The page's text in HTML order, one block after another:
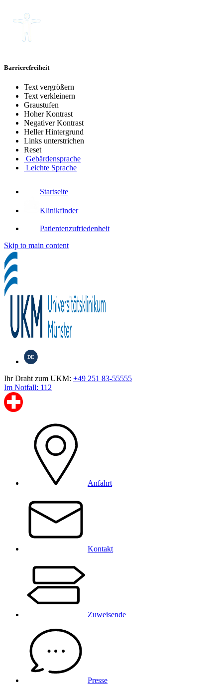
Barrierefreiheit
Text vergrößern
Text verkleinern
Graustufen
Hoher Kontrast
Negativer Kontrast
Heller Hintergrund
Links unterstrichen
Reset
Gebärdensprache
Leichte Sprache
Startseite
Klinikfinder
Patientenzufriedenheit
Skip to main content
DE
Ihr Draht zum UKM: +49 251 83-55555
Im Notfall: 112
Anfahrt
Kontakt
Zuweisende
Presse